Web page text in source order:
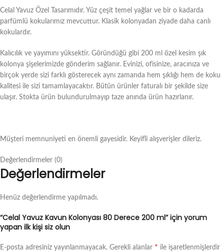
Celal Yavuz Özel Tasarımıdır. Yüz çeşit temel yağlar ve bir o kadarda
parfümlü kokularımız mevcuttur. Klasik kolonyadan ziyade daha canlı
kokulardır.
Kalıcılık ve yayımını yüksektir. Göründüğü gibi 200 ml özel kesim şık
kolonya şişelerimizde gönderim sağlanır. Evinizi, ofisinize, aracınıza ve
birçok yerde sizi farklı gösterecek aynı zamanda hem şıklığı hem de koku
kalitesi ile sizi tamamlayacaktır. Bütün ürünler faturalı bir şekilde size
ulaşır. Stokta ürün bulundurulmayıp taze anında ürün hazırlanır.
Müşteri memnuniyeti en önemli gayesidir. Keyifli alışverişler dileriz.
Değerlendirmeler (0)
Değerlendirmeler
Henüz değerlendirme yapılmadı.
“Celal Yavuz Kavun Kolonyası 80 Derece 200 ml” için yorum
yapan ilk kişi siz olun
E-posta adresiniz yayınlanmayacak. Gerekli alanlar * ile işaretlenmişlerdir